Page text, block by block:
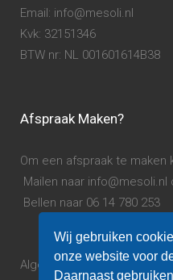
Email: info@mesoli.nl
Kvk: 32151346
BTW nr: NL 001601614B38
Afspraak Maken?
Om een afspraak te maken
Mailen naar info@mesoli.nl
Bellen naar 06 14 780 253
Algemene voorwaarden.
Wij gebruiken
onze website voor
Daarnaast